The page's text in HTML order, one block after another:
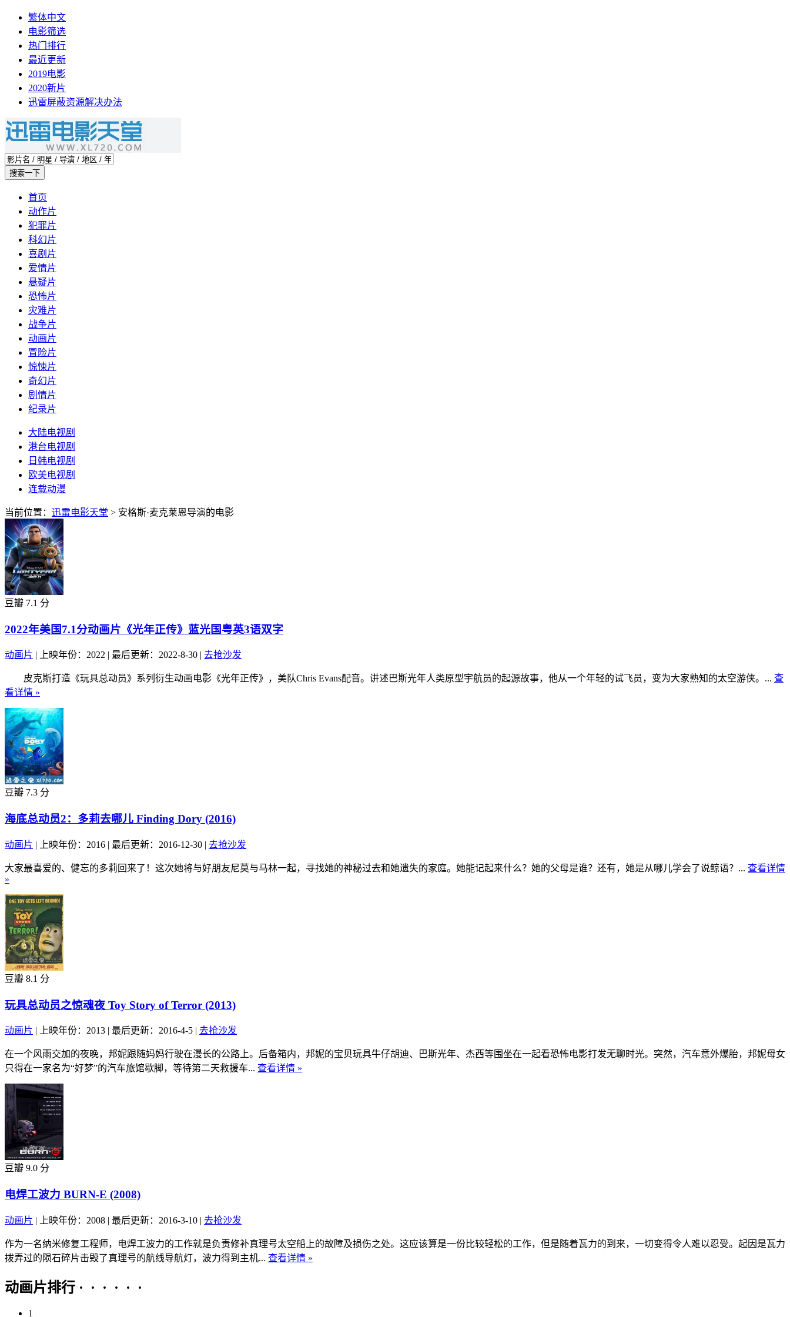
繁体中文
电影筛选
热门排行
最近更新
2019电影
2020新片
迅雷屏蔽资源解决办法
首页
动作片
犯罪片
科幻片
喜剧片
爱情片
悬疑片
恐怖片
灾难片
战争片
动画片
冒险片
惊悚片
奇幻片
剧情片
纪录片
大陆电视剧
港台电视剧
日韩电视剧
欧美电视剧
连载动漫
当前位置： 迅雷电影天堂 > 安格斯·麦克莱恩导演的电影
豆瓣 7.1 分
2022年美国7.1分动画片《光年正传》蓝光国粤英3语双字
动画片 | 上映年份：2022 | 最后更新：2022-8-30 | 去抢沙发
皮克斯打造《玩具总动员》系列衍生动画电影《光年正传》，美队Chris Evans配音。讲述巴斯光年人类原型宇航员的起源故事，他从一个年轻的试飞员，变为大家熟知的太空游侠。... 查
看详情 »
豆瓣 7.3 分
海底总动员2：多莉去哪儿 Finding Dory (2016)
动画片 | 上映年份：2016 | 最后更新：2016-12-30 | 去抢沙发
大家最喜爱的、健忘的多莉回来了！这次她将与好朋友尼莫与马林一起，寻找她的神秘过去和她遗失的家庭。她能记起来什么？她的父母是谁？还有，她是从哪儿学会了说鲸语？... 查看详情
»
豆瓣 8.1 分
玩具总动员之惊魂夜 Toy Story of Terror (2013)
动画片 | 上映年份：2013 | 最后更新：2016-4-5 | 去抢沙发
在一个风雨交加的夜晚，邦妮跟随妈妈行驶在漫长的公路上。后备箱内，邦妮的宝贝玩具牛仔胡迪、巴斯光年、杰西等围坐在一起看恐怖电影打发无聊时光。突然，汽车意外爆胎，邦妮母女
只得在一家名为“好梦”的汽车旅馆歇脚，等待第二天救援车... 查看详情 »
豆瓣 9.0 分
电焊工波力 BURN-E (2008)
动画片 | 上映年份：2008 | 最后更新：2016-3-10 | 去抢沙发
作为一名纳米修复工程师，电焊工波力的工作就是负责修补真理号太空船上的故障及损伤之处。这应该算是一份比较轻松的工作，但是随着瓦力的到来，一切变得令人难以忍受。起因是瓦力
拨弄过的陨石碎片击毁了真理号的航线导航灯，波力得到主机... 查看详情 »
动画片排行 · · · · · ·
1